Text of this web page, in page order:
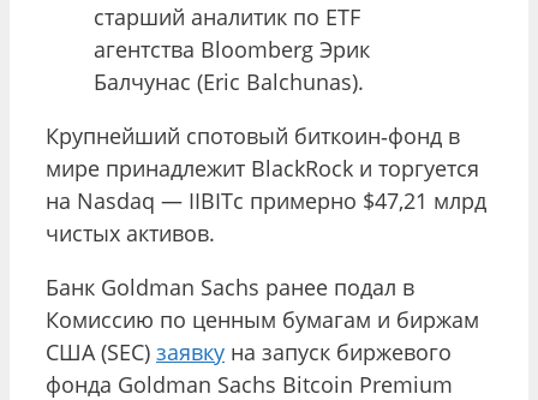
старший аналитик по ETF
агентства Bloomberg Эрик
Балчунас (Eric Balchunas).
Крупнейший спотовый биткоин‑фонд в
мире принадлежит BlackRock и торгуется
на Nasdaq — IIBITс примерно $47,21 млрд
чистых активов.
Банк Goldman Sachs ранее подал в
Комиссию по ценным бумагам и биржам
США (SEC) заявку на запуск биржевого
фонда Goldman Sachs Bitcoin Premium